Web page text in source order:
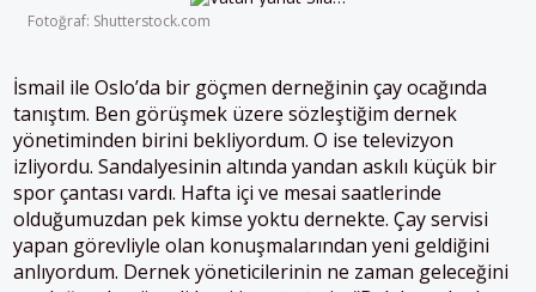
Fotoğraf: Shutterstock.com
İsmail ile Oslo’da bir göçmen derneğinin çay ocağında
tanıştım. Ben görüşmek üzere sözleştiğim dernek
yönetiminden birini bekliyordum. O ise televizyon
izliyordu. Sandalyesinin altında yandan askılı küçük bir
spor çantası vardı. Hafta içi ve mesai saatlerinde
olduğumuzdan pek kimse yoktu dernekte. Çay servisi
yapan görevliyle olan konuşmalarından yeni geldiğini
anlıyordum. Dernek yöneticilerinin ne zaman geleceğini